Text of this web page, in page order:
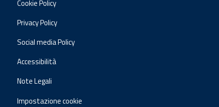
Cookie Policy
Privacy Policy
Social media Policy
Accessibilità
Note Legali
Impostazione cookie